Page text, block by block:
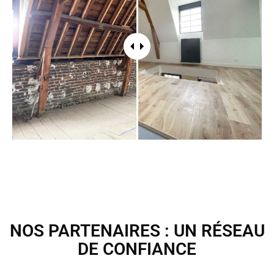
NOS PARTENAIRES : UN RÉSEAU
DE CONFIANCE